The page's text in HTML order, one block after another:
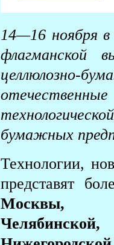
14—16 ноября
флагманской
целлюлозно-
бумажных
Технологии,
представят
Москвы,